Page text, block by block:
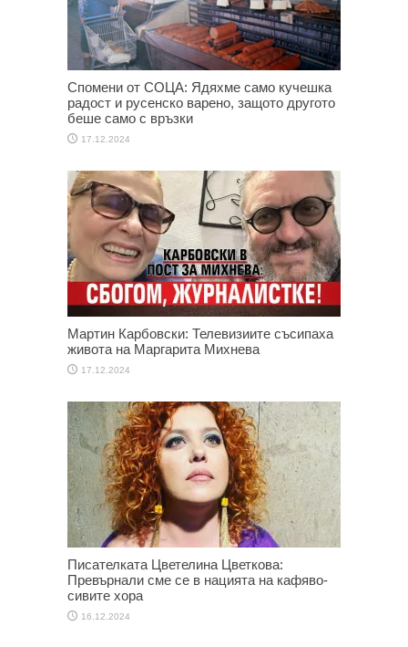
Спомени от СОЦА: Ядяхме само кучешка
радост и русенско варено, защото другото
беше само с връзки
17.12.2024
Мартин Карбовски: Телевизиите съсипаха
живота на Маргарита Михнева
17.12.2024
Писателката Цветелина Цветкова:
Превърнали сме се в нацията на кафяво-
сивите хора
16.12.2024